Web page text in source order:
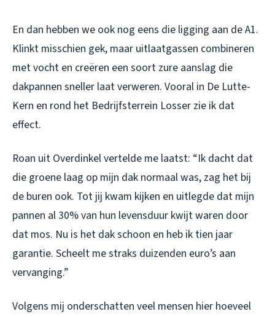
En dan hebben we ook nog eens die ligging aan de A1.
Klinkt misschien gek, maar uitlaatgassen combineren
met vocht en creëren een soort zure aanslag die
dakpannen sneller laat verweren. Vooral in De Lutte-
Kern en rond het Bedrijfsterrein Losser zie ik dat
effect.
Roan uit Overdinkel vertelde me laatst: “Ik dacht dat
die groene laag op mijn dak normaal was, zag het bij
de buren ook. Tot jij kwam kijken en uitlegde dat mijn
pannen al 30% van hun levensduur kwijt waren door
dat mos. Nu is het dak schoon en heb ik tien jaar
garantie. Scheelt me straks duizenden euro’s aan
vervanging.”
Volgens mij onderschatten veel mensen hier hoeveel